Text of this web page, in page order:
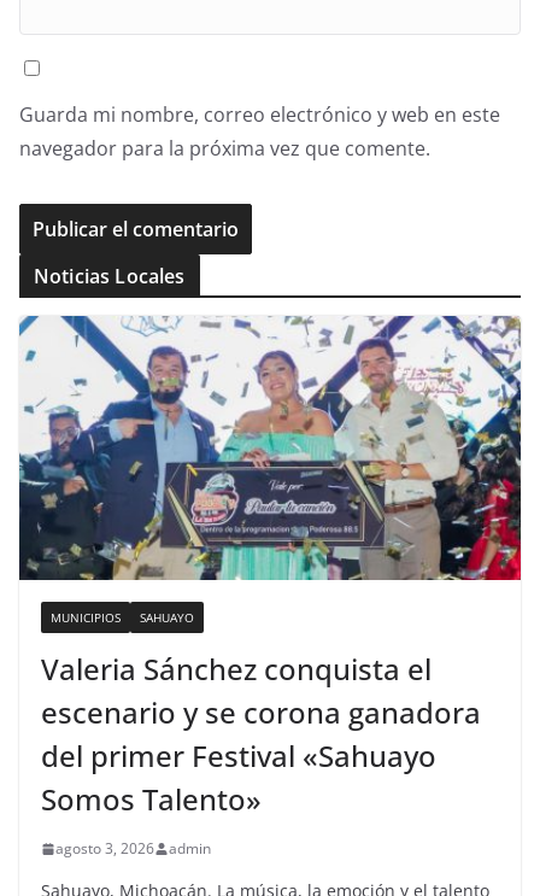
Guarda mi nombre, correo electrónico y web en este
navegador para la próxima vez que comente.
Noticias Locales
MUNICIPIOS SAHUAYO
Valeria Sánchez conquista el
escenario y se corona ganadora
del primer Festival «Sahuayo
Somos Talento»
agosto 3, 2026 admin
Sahuayo, Michoacán. La música, la emoción y el talento